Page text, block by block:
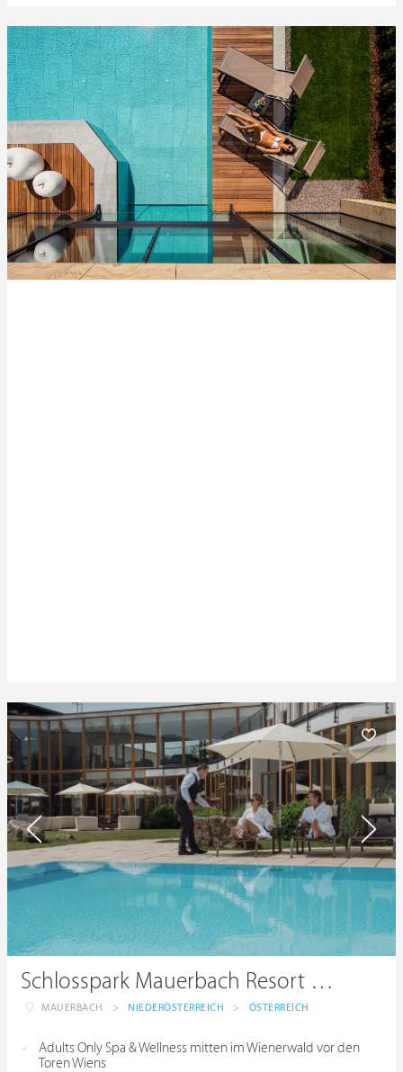
Schlosspark Mauerbach Resort & Spa
MAUERBACH > NIEDERÖSTERREICH > ÖSTERREICH
Adults Only Spa & Wellness mitten im Wienerwald vor den
Toren Wiens